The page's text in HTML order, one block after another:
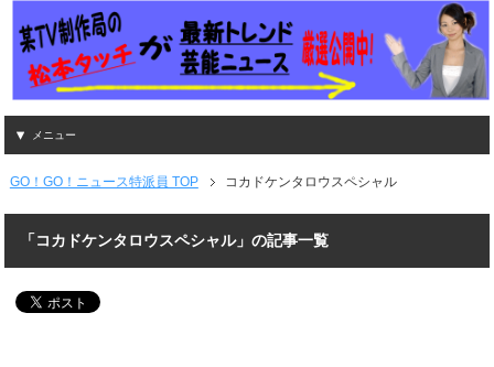
メニュー
GO！GO！ニュース特派員 TOP コカドケンタロウスペシャル
「コカドケンタロウスペシャル」の記事一覧